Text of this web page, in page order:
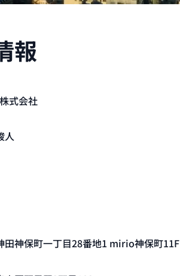
報
式会社
人
田神保町一丁目28番地1 mirio神保町11F